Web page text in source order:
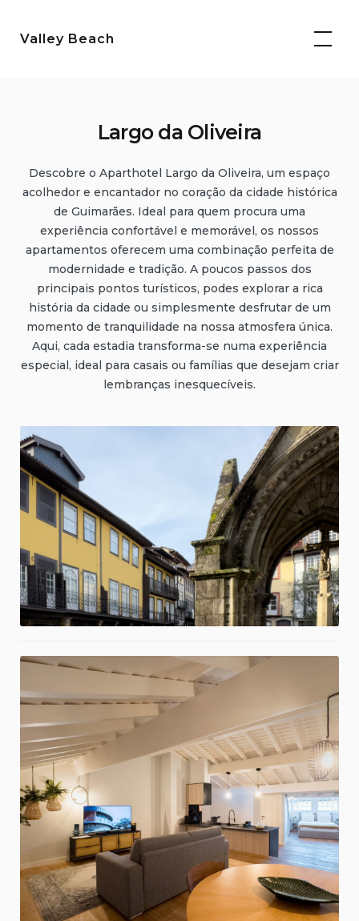
paraValley Beach
Largo da Oliveira
Descobre o Aparthotel Largo da Oliveira, um espaço
acolhedor e encantador no coração da cidade histórica
de Guimarães. Ideal para quem procura uma
experiência confortável e memorável, os nossos
apartamentos oferecem uma combinação perfeita de
modernidade e tradição. A poucos passos dos
principais pontos turísticos, podes explorar a rica
história da cidade ou simplesmente desfrutar de um
momento de tranquilidade na nossa atmosfera única.
Aqui, cada estadia transforma-se numa experiência
especial, ideal para casais ou famílias que desejam criar
lembranças inesquecíveis.